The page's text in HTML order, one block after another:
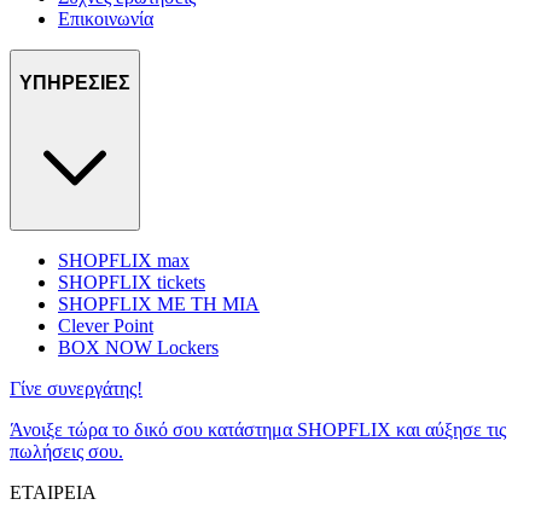
Επικοινωνία
ΥΠΗΡΕΣΙΕΣ
SHOPFLIX max
SHOPFLIX tickets
SHOPFLIX ΜΕ ΤΗ ΜΙΑ
Clever Point
BOX NOW Lockers
Γίνε συνεργάτης!
Άνοιξε τώρα το δικό σου κατάστημα SHOPFLIX και αύξησε τις
πωλήσεις σου.
ΕΤΑΙΡΕΙΑ